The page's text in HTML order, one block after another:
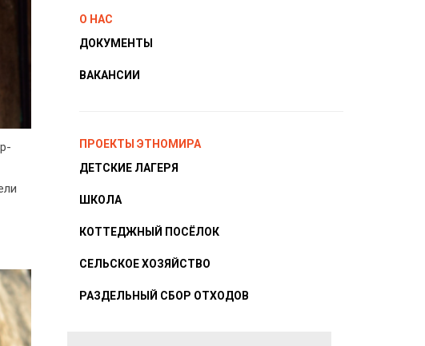
О НАС
ДОКУМЕНТЫ
ВАКАНСИИ
ПРОЕКТЫ ЭТНОМИРА
ДЕТСКИЕ ЛАГЕРЯ
ШКОЛА
КОТТЕДЖНЫЙ ПОСЁЛОК
СЕЛЬСКОЕ ХОЗЯЙСТВО
РАЗДЕЛЬНЫЙ СБОР ОТХОДОВ